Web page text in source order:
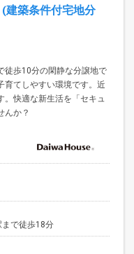
築条件付宅地分
徒歩10分の閑静な分譲地で
育てしやすい環境です。近
。快適な新生活を「セキュ
んか？
で徒歩18分